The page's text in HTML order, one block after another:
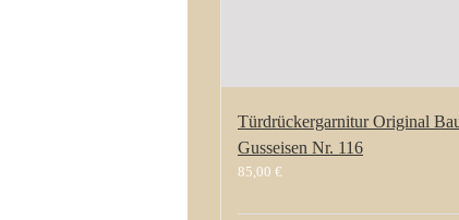
Türdrückergarnitur Original
Gusseisen Nr. 116
85,00 €